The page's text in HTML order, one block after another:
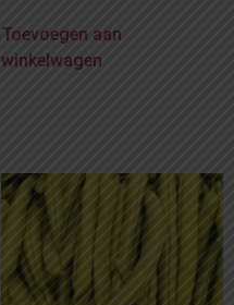
Toevoegen aan
winkelwagen